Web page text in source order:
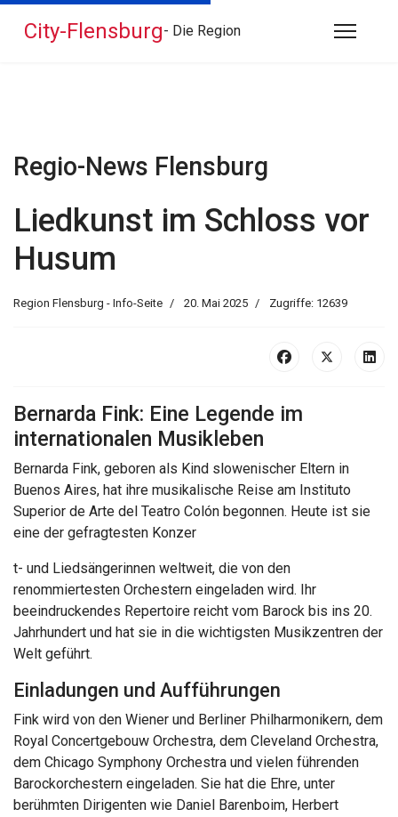
City-Flensburg- Die Region
Regio-News Flensburg
Liedkunst im Schloss vor
Husum
Region Flensburg - Info-Seite 20. Mai 2025 Zugriffe: 12639
Bernarda Fink: Eine Legende im
internationalen Musikleben
Bernarda Fink, geboren als Kind slowenischer Eltern in
Buenos Aires, hat ihre musikalische Reise am Instituto
Superior de Arte del Teatro Colón begonnen. Heute ist sie
eine der gefragtesten Konzer
t- und Liedsängerinnen weltweit, die von den
renommiertesten Orchestern eingeladen wird. Ihr
beeindruckendes Repertoire reicht vom Barock bis ins 20.
Jahrhundert und hat sie in die wichtigsten Musikzentren der
Welt geführt.
Einladungen und Aufführungen
Fink wird von den Wiener und Berliner Philharmonikern, dem
Royal Concertgebouw Orchestra, dem Cleveland Orchestra,
dem Chicago Symphony Orchestra und vielen führenden
Barockorchestern eingeladen. Sie hat die Ehre, unter
berühmten Dirigenten wie Daniel Barenboim, Herbert